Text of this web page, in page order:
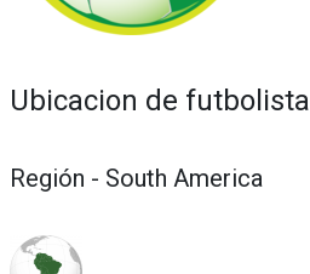
Ubicacion de futbolista
Región - South America